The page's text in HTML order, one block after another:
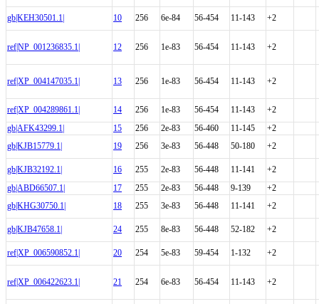
gb|KEH30501.1| 10 256 6e-84 56-454 11-143 +2
ref|NP_001236835.1| 12 256 1e-83 56-454 11-143 +2
ref|XP_004147035.1| 13 256 1e-83 56-454 11-143 +2
ref|XP_004289861.1| 14 256 1e-83 56-454 11-143
+2
gb|AFK43299.1|
15 256 2e-83 56-460 11-145
+2
gb|KJB15779.1|
19 256 3e-83 56-448 50-180 +2
gb|KJB32192.1| 16 255 2e-83 56-448 11-141
+2
gb|ABD66507.1|
17 255 2e-83 56-448 9-139
+2
gb|KHG30750.1|
18 255 3e-83 56-448 11-141 +2
gb|KJB47658.1| 24 255 8e-83 56-448 52-182 +2
ref|XP_006590852.1| 20 254 5e-83 59-454 1-132 +2
ref|XP_006422623.1| 21 254 6e-83 56-454 11-143 +2